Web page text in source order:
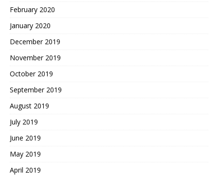
February 2020
January 2020
December 2019
November 2019
October 2019
September 2019
August 2019
July 2019
June 2019
May 2019
April 2019